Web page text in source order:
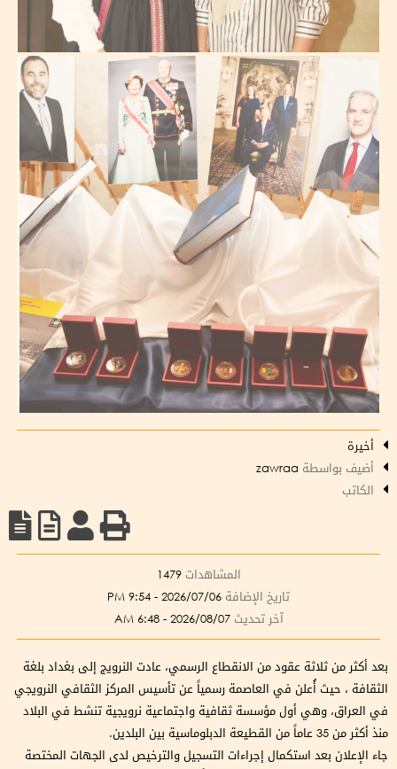
أخيرة
أضيف بواسطة
الكاتب
المشاهدات 1479
تاريخ الإضافة 2026/07/06 - 9:54 PM
آخر تحديث 2026/08/07 - 6:48 AM
بعد أكثر من ثلاثة عقود من الانقطاع الرسمي، عادت النرويج إلى بغداد بلغة
الثقافة ، حيث أُعلن في العاصمة رسمياً عن تأسيس المركز الثقافي النرويجي
في العراق، وهي أول مؤسسة ثقافية واجتماعية نرويجية تنشط في البلاد
منذ أكثر من 35 عاماً من القطيعة الدبلوماسية بين البلدين.
جاء الإعلان بعد استكمال إجراءات التسجيل والترخيص لدى الجهات المختصة